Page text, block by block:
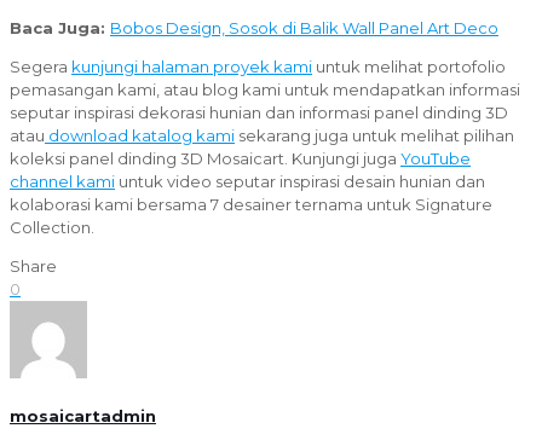
Baca Juga: Bobos Design, Sosok di Balik Wall Panel Art Deco
Segera kunjungi halaman proyek kami untuk melihat portofolio
pemasangan kami, atau blog kami untuk mendapatkan informasi
seputar inspirasi dekorasi hunian dan informasi panel dinding 3D
atau download katalog kami sekarang juga untuk melihat pilihan
koleksi panel dinding 3D Mosaicart. Kunjungi juga YouTube
channel kami untuk video seputar inspirasi desain hunian dan
kolaborasi kami bersama 7 desainer ternama untuk Signature
Collection.
Share
0
mosaicartadmin